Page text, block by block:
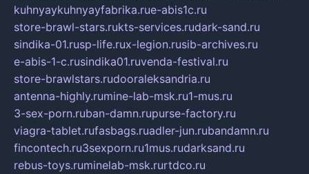
kuhnyaykuhnyayfabrika.rue-abis1c.ru
store-brawl-stars.rukts-services.rudark-sand.ru
sindika-01.rusp-life.rux-legion.rusib-archives.ru
e-abis-1-c.rusindika01.ruvenda-festival.ru
store-brawlstars.rudooraleksandria.ru
antenna-highly.rumine-lab-msk.ru1-mus.ru
3-sex-porn.ruban-damn.rupurse-factory.ru
viagra-tablet.rufasbags.ruadler-jun.rubandamn.ru
fincontech.ru3sexporn.ru1mus.rudarksand.ru
rebus-toys.ruminelab-msk.rurtdco.ru